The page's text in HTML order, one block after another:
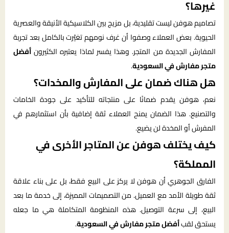
غيرها؟
تصاميم هوفن ليست تقليدية، بل مزيج بين الكلاسيكية الأنيقة والعصرية
الحيوية. بعض العملاء وصفوا أن غرف نومهم تغيّرت بالكامل بعد تجربة
المفارش الجديدة من المتجر. وهذا يفسر لماذا يعتبره الكثيرونأفضل
متجر مفارش في السعودية.
هل هناك ضمان على المفارش والمخدات؟
نعم، هوفن يقدم ضمانًا على منتجاته للتأكيد على جودة الخامات
والتصنيع. هذا الضمان يمنح العملاء ثقة إضافية بأن استثمارهم في
المفرش أو المخدة لن يضيع.
كيف يختلف هوفن عن المتاجر الأخرى في
المملكة؟
الفارق الجوهري أن هوفن لا يركز على البيع فقط، بل على بناء علاقة
ثقة طويلة الأمد مع العميل. من التصميمات المميزة، إلى خدمة ما بعد
البيع، إلى سرعة التوصيل. هذه المنظومة المتكاملة هي ما جعله
يستحق لقبأفضل متجر مفارش في السعودية.